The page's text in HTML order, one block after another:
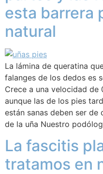
esta barrera
natural
La lámina de queratina
falanges de los dedos es
Crece a una velocidad de
aunque las de los pies
están sanas deben ser
de la uña Nuestro
La fascitis
tratamos en